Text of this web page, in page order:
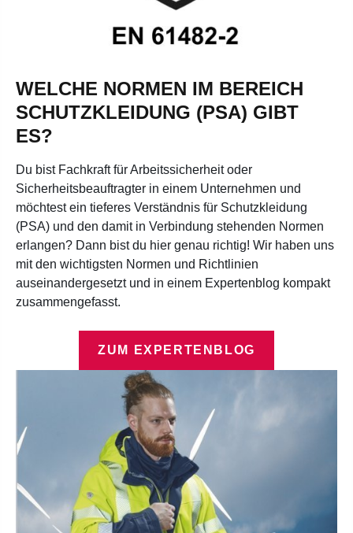
WELCHE NORMEN IM BEREICH
SCHUTZKLEIDUNG (PSA) GIBT
ES?
Du bist Fachkraft für Arbeitssicherheit oder
Sicherheitsbeauftragter in einem Unternehmen und
möchtest ein tieferes Verständnis für Schutzkleidung
(PSA) und den damit in Verbindung stehenden Normen
erlangen? Dann bist du hier genau richtig! Wir haben uns
mit den wichtigsten Normen und Richtlinien
auseinandergesetzt und in einem Expertenblog kompakt
zusammengefasst.
ZUM EXPERTENBLOG